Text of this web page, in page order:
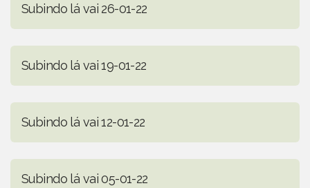
Subindo lá vai 26-01-22
Subindo lá vai 19-01-22
Subindo lá vai 12-01-22
Subindo lá vai 05-01-22